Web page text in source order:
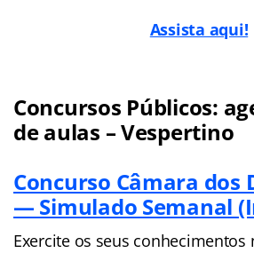
Assista aqui!
Concursos Públicos:
de aulas – Vespertino
Concurso Câmara dos
— Simulado Semanal
Exercite os seus conhecimentos